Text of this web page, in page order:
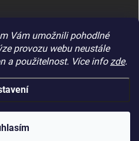
Vám umožnili pohodlné
provozu webu neustále
a použitelnost. Více infozde.
práva vyhrazena.Upravit nastavení